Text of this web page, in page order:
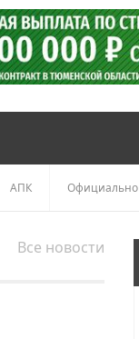
АПК Официально
Все новости